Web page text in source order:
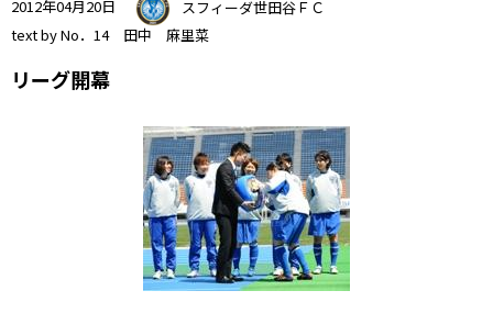
2012年04月20日
スフィーダ世田谷ＦＣ
text by No．14 田中 麻里菜
リーグ開幕